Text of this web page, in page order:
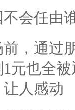
会任由
，通过
元也全
人感动